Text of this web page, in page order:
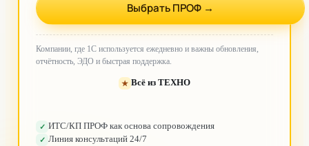
Выбрать ПРОФ→
Компании, где 1С используется ежедневно и важны обновления,
отчётность, ЭДО и быстрая поддержка.
★ Всё из ТЕХНО
✓ ИТС/КП ПРОФ как основа сопровождения
✓ Линия консультаций 24/7